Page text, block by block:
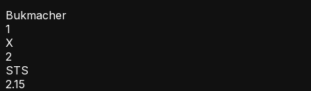
Bukmacher
1
X
2
STS
2.15